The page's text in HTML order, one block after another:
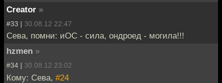
Creator »
#33 | 30.08.12 22:47
Сева, помни: иОС - сила, ондроед - могила!!!
hzmen »
#34 | 30.08.12 23:02
Кому: Сева, #24